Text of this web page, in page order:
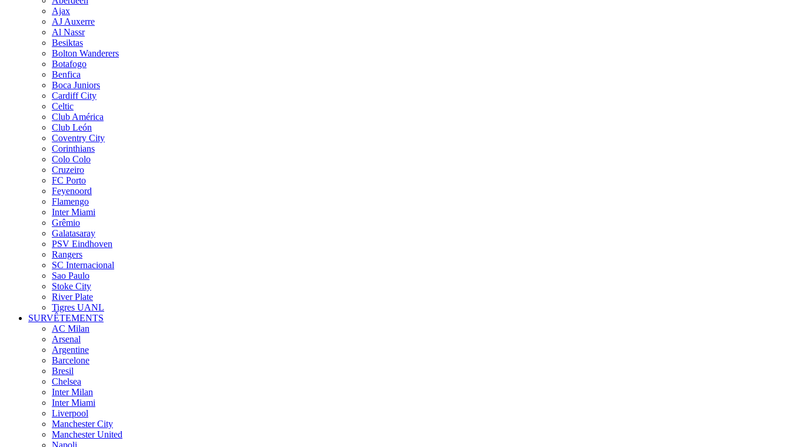
Ajax
AJ Auxerre
Al Nassr
Besiktas
Bolton Wanderers
Botafogo
Benfica
Boca Juniors
Cardiff City
Celtic
Club América
Club León
Coventry City
Corinthians
Colo Colo
Cruzeiro
FC Porto
Feyenoord
Flamengo
Inter Miami
Grêmio
Galatasaray
PSV Eindhoven
Rangers
SC Internacional
Sao Paulo
Stoke City
River Plate
Tigres UANL
SURVÊTEMENTS
AC Milan
Arsenal
Argentine
Barcelone
Bresil
Chelsea
Inter Milan
Inter Miami
Liverpool
Manchester City
Manchester United
Napoli